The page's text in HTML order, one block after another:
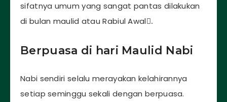
sifatnya umum yang sangat pantas dilakukan
di bulan maulid atau Rabiul Awal.ِ
Berpuasa di hari Maulid Nabi
Nabi sendiri selalu merayakan kelahirannya
setiap seminggu sekali dengan berpuasa.